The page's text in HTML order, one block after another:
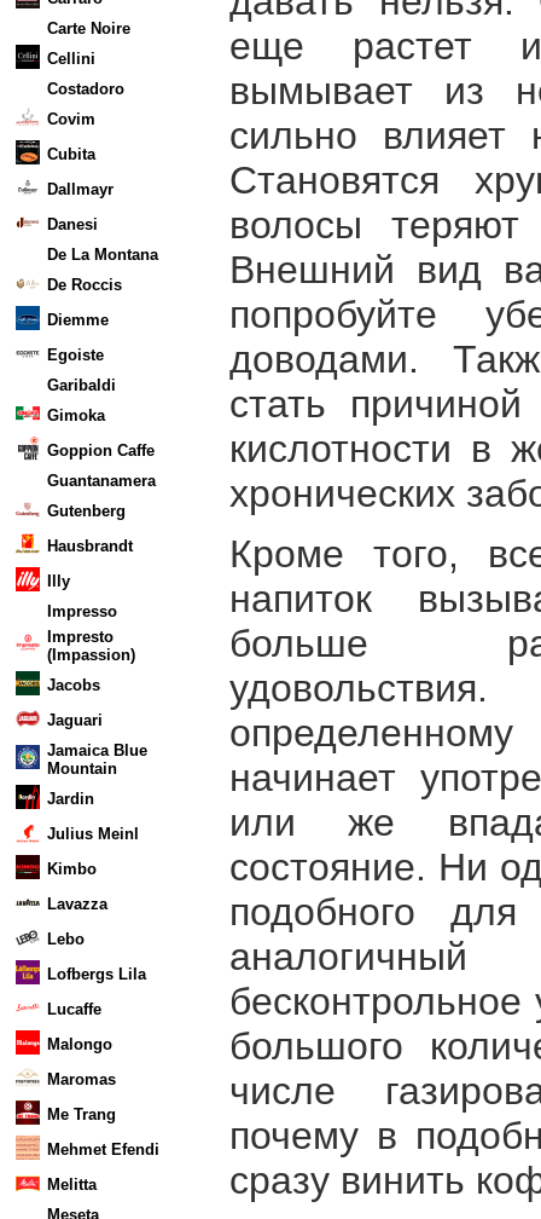
Carte Noire
Cellini
Costadoro
Covim
Cubita
Dallmayr
Danesi
De La Montana
De Roccis
Diemme
Egoiste
Garibaldi
Gimoka
Goppion Caffe
Guantanamera
Gutenberg
Hausbrandt
Illy
Impresso
Impresto
(Impassion)
Jacobs
Jaguari
Jamaica Blue
Mountain
Jardin
Julius Meinl
Kimbo
Lavazza
Lebo
Lofbergs Lila
Lucaffe
Malongo
Maromas
Me Trang
Mehmet Efendi
Melitta
Meseta
еще растет
вымывает из
сильно влияет
Становятся
волосы теряют
Внешний вид
попробуйте
доводами.
стать
кислотности в
хронических
Кроме того,
напиток
больше
начинает
или же
состояние. Ни
подобного
большого
числе
почему в
сразу винить